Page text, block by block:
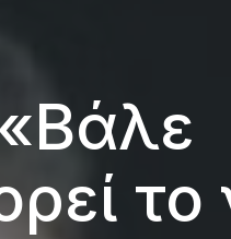
το